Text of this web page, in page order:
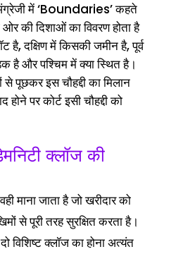
में ‘Boundaries’ कहते
की दिशाओं का विवरण होता है
है, दक्षिण में किसकी जमीन है, पूर्व
है और पश्चिम में क्या स्थित है।
पूछकर इस चौहद्दी का मिलान
होने पर कोर्ट इसी चौहद्दी को
क्लॉज की
माना जाता है जो खरीदार को
से पूरी तरह सुरक्षित करता है।
विशिष्ट क्लॉज का होना अत्यंत